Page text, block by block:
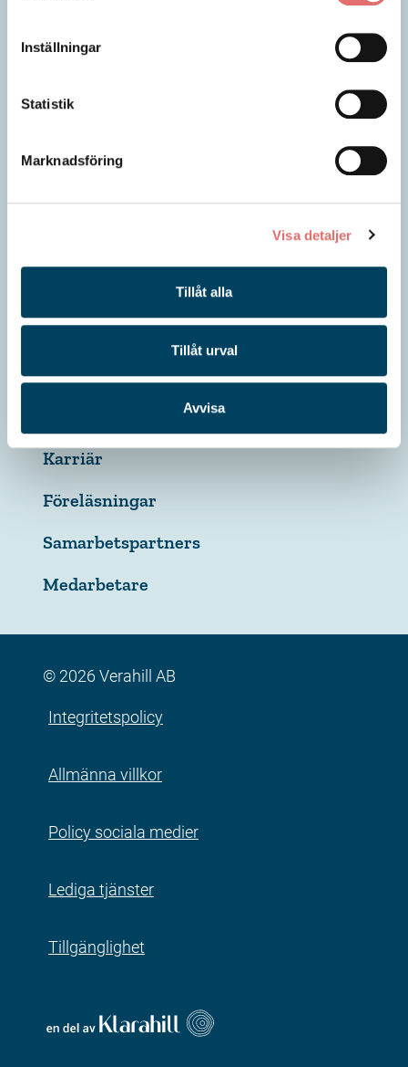
Inställningar
Statistik
Marknadsföring
Visa detaljer
Tillåt alla
Tillåt urval
Avvisa
Bodelning
Vårdnadstvist
Ordlista
Om Verahill
Karriär
Föreläsningar
Samarbetspartners
Medarbetare
© 2026 Verahill AB
Integritetspolicy
Allmänna villkor
Policy sociala medier
Lediga tjänster
Tillgänglighet